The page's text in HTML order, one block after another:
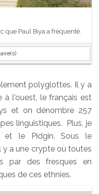
que Paul Biya a fréquenté.
polyglottes. Il y a
à l'ouest, le français est
et on dénombre 257
linguistiques. Plus, je
et le Pidgin. Sous le
a une crypte où toutes
par des fresques en
de ces ethnies.